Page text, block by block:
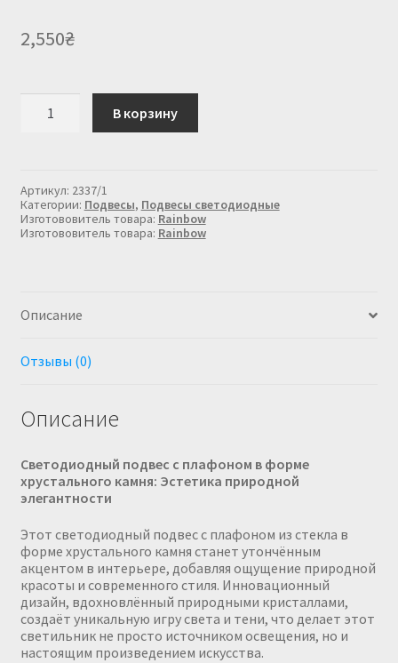
2,550₴
Количество
товара
Светодиодный
плафоном
из
стекла,
в
В корзину
Артикул: 2337/1
Категории: Подвесы, Подвесы светодиодные
Изготововитель товара: Rainbow
Изготововитель товара: Rainbow
Описание
Отзывы (0)
Описание
Светодиодный подвес с плафоном в форме
хрустального камня: Эстетика природной
элегантности
Этот светодиодный подвес с плафоном из стекла в
форме хрустального камня станет утончённым
акцентом в интерьере, добавляя ощущение природной
красоты и современного стиля. Инновационный
дизайн, вдохновлённый природными кристаллами,
создаёт уникальную игру света и тени, что делает этот
светильник не просто источником освещения, но и
настоящим произведением искусства.